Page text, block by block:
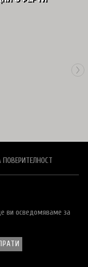
ПОВЕРИТЕЛНОСТ
ви осведомяваме за